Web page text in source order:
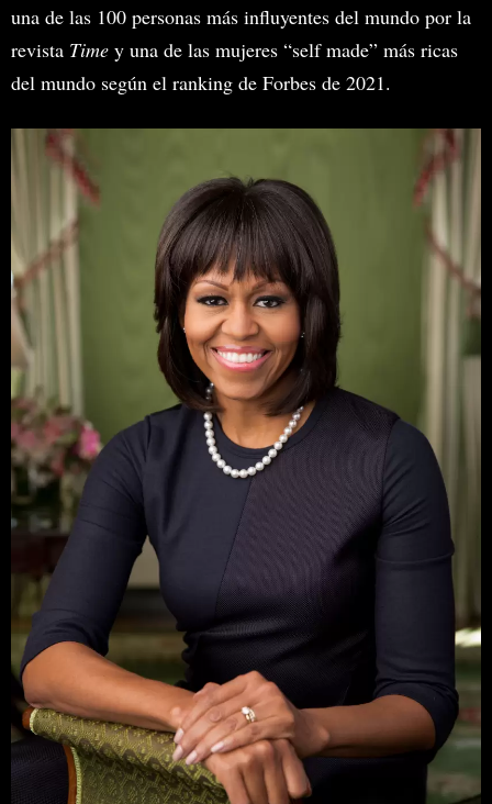
una de las 100 personas más influyentes del mundo por la
revista Time y una de las mujeres “self made” más ricas
del mundo según el ranking de Forbes de 2021.